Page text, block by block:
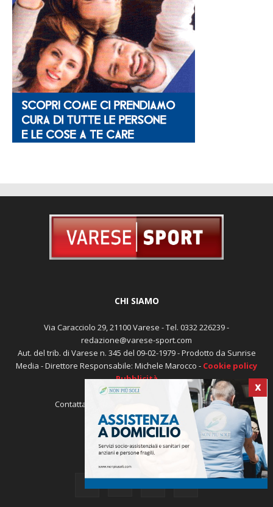
X
CHI SIAMO
Via Caracciolo 29, 21100 Varese - Tel. 0332 226239 -
redazione@varese-sport.com
Aut. del trib. di Varese n. 345 del 09-02-1979 - Prodotto da Sunrise
Media - Direttore Responsabile: Michele Marocco - Cookie policy
Pubblicità
Contattaci: redazione@varese-sport.com
SEGUICI